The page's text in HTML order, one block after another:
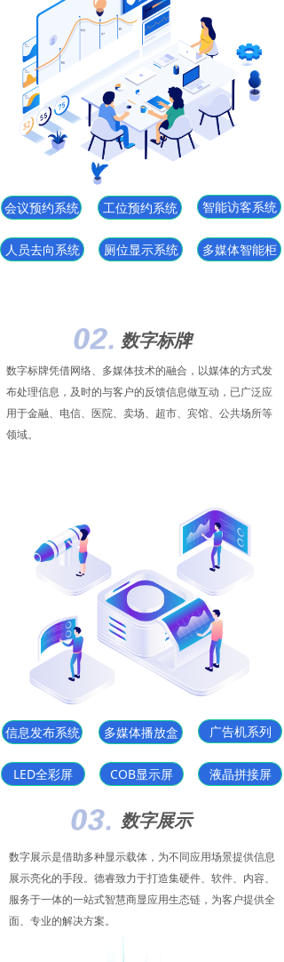
数字标牌
数字标牌凭借网络、多媒体技术的融合，以媒体的方式发
布处理信息，及时的与客户的反馈信息做互动，已广泛应
用于金融、电信、医院、卖场、超市、宾馆、公共场所等
领域。
数字展示
数字展示是借助多种显示载体，为不同应用场景提供信息
展示亮化的手段。德睿致力于打造集硬件、软件、内容、
服务于一体的一站式智慧商显应用生态链，为客户提供全
面、专业的解决方案。
会议预约系统 工位预约系统 智能访客系统
人员去向系统 厕位显示系统 多媒体智能柜
LED全彩屏
信息发布系统 多媒体播放盒
COB显示屏
广告机系列
液晶拼接屏